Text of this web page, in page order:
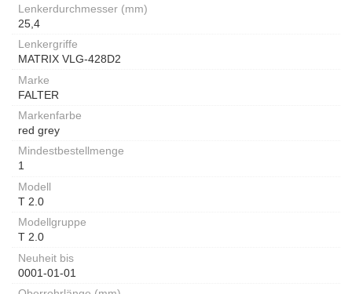
Lenkerdurchmesser (mm)
25,4
Lenkergriffe
MATRIX VLG-428D2
Marke
FALTER
Markenfarbe
red grey
Mindestbestellmenge
1
Modell
T 2.0
Modellgruppe
T 2.0
Neuheit bis
0001-01-01